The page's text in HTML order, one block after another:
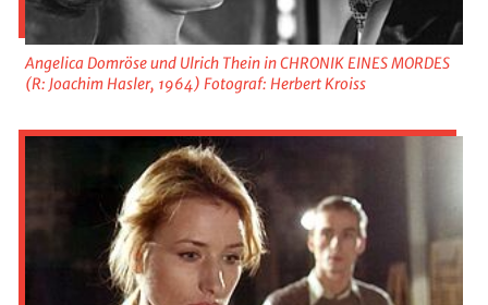
Angelica Domröse und Ulrich Thein in CHRONIK EINES MORDES
(R: Joachim Hasler, 1964) Fotograf: Herbert Kroiss